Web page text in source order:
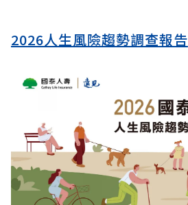
2026人生風險趨勢調查報告